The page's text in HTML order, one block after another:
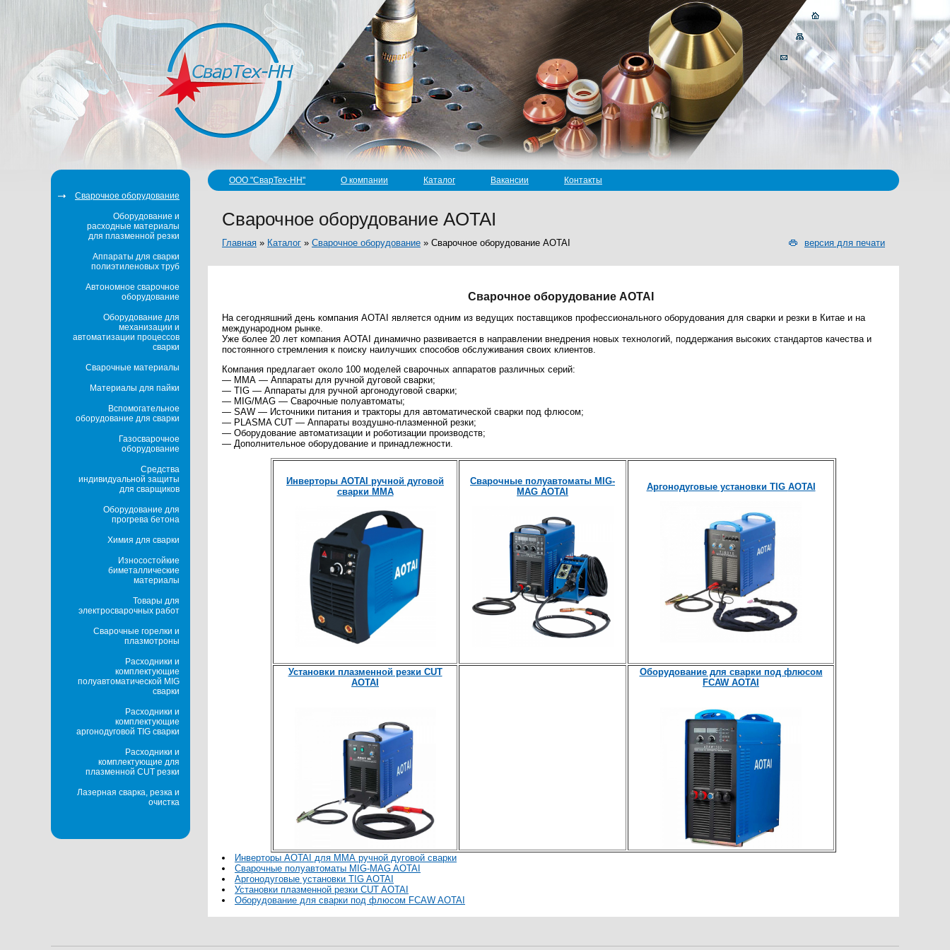
ООО "СварТех-НН" О компании Каталог Вакансии Контакты
Сварочное оборудование AOTAI
Главная » Каталог » Сварочное оборудование » Сварочное оборудование AOTAI версия для печати
Сварочное оборудование AOTAI
На сегодняшний день компания AOTAI является одним из ведущих поставщиков профессионального оборудования для сварки и резки в Китае и на
международном рынке.
Уже более 20 лет компания AOTAI динамично развивается в направлении внедрения новых технологий, поддержания высоких стандартов качества и
постоянного стремления к поиску наилучших способов обслуживания своих клиентов.
Компания предлагает около 100 моделей сварочных аппаратов различных серий:
— ММА — Аппараты для ручной дуговой сварки;
— TIG — Аппараты для ручной аргонодуговой сварки;
— MIG/MAG — Сварочные полуавтоматы;
— SAW — Источники питания и тракторы для автоматической сварки под флюсом;
— PLASMA CUT — Аппараты воздушно-плазменной резки;
— Оборудование автоматизации и роботизации производств;
— Дополнительное оборудование и принадлежности.
Инверторы AOTAI ручной дуговой
сварки ММА
Сварочные полуавтоматы MIG-
MAG AOTAI Аргонодуговые установки TIG AOTAI
Установки плазменной резки CUT
AOTAI
Оборудование для сварки под флюсом
FCAW AOTAI
Инверторы AOTAI для ММА ручной дуговой сварки
Сварочные полуавтоматы MIG-MAG AOTAI
Аргонодуговые установки TIG AOTAI
Установки плазменной резки CUT AOTAI
Оборудование для сварки под флюсом FCAW AOTAI
Сварочное оборудование
Оборудование и
расходные материалы
для плазменной резки
Аппараты для сварки
полиэтиленовых труб
Автономное сварочное
оборудование
Оборудование для
механизации и
автоматизации процессов
сварки
Сварочные материалы
Материалы для пайки
Вспомогательное
оборудование для сварки
Газосварочное
оборудование
Средства
индивидуальной защиты
для сварщиков
Оборудование для
прогрева бетона
Химия для сварки
Износостойкие
биметаллические
материалы
Товары для
электросварочных работ
Сварочные горелки и
плазмотроны
Расходники и
комплектующие
полуавтоматической MIG
сварки
Расходники и
комплектующие
аргонодуговой TIG сварки
Расходники и
комплектующие для
плазменной CUT резки
Лазерная сварка, резка и
очистка